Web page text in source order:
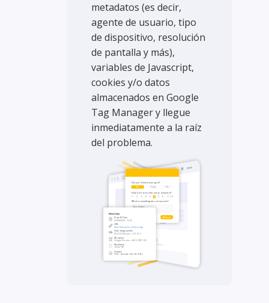
metadatos (es decir,
agente de usuario, tipo
de dispositivo, resolución
de pantalla y más),
variables de Javascript,
cookies y/o datos
almacenados en Google
Tag Manager y llegue
inmediatamente a la raíz
del problema.